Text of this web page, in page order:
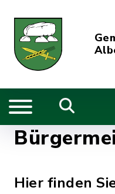
Hier finden